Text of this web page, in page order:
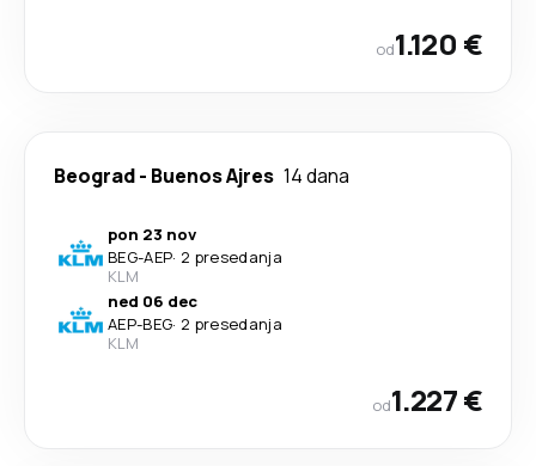
od1.120 €
Beograd- Buenos Ajres 14 dana
pon 23 nov
BEG-AEP· 2 presedanja
KLM
ned 06 dec
AEP-BEG· 2 presedanja
KLM
od1.227 €